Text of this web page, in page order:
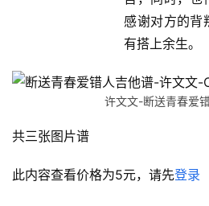
感谢对方的背
有搭上余生。
许文文-断送青春爱
共三张图片谱
此内容查看价格为5元，请先登录